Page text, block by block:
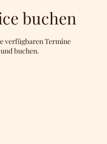
buchen
verfügbaren Termine
buchen.